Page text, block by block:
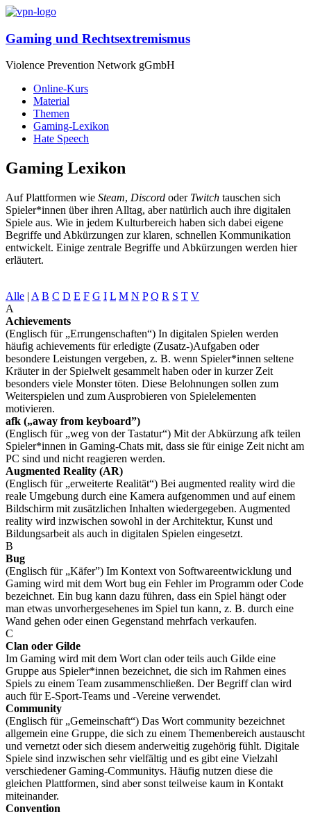
Gaming und Rechts­extremismus
Violence Prevention Network gGmbH
Online-Kurs
Material
Themen
Gaming-Lexikon
Hate Speech
Gaming Lexikon
Auf Plattformen wie Steam, Discord oder Twitch tauschen sich
Spieler*innen über ihren Alltag, aber natürlich auch ihre digitalen
Spiele aus. Wie in jedem Kulturbereich haben sich dabei eigene
Begriffe und Abkürzungen zur klaren, schnellen Kommunikation
entwickelt. Einige zentrale Begriffe und Abkürzungen werden hier
erläutert.
Alle | A B C D E F G I L M N P Q R S T V
A
Achievements
(Englisch für „Errungenschaften“) In digitalen Spielen werden
häufig achievements für erledigte (Zusatz-)Aufgaben oder
besondere Leistungen vergeben, z. B. wenn Spieler*innen seltene
Kräuter in der Spielwelt gesammelt haben oder in kurzer Zeit
besonders viele Monster töten. Diese Belohnungen sollen zum
Weiterspielen und zum Ausprobieren von Spielelementen
motivieren.
afk („away from keyboard”)
(Englisch für „weg von der Tastatur“) Mit der Abkürzung afk teilen
Spieler*innen in Gaming-Chats mit, dass sie für einige Zeit nicht am
PC sind und nicht reagieren werden.
Augmented Reality (AR)
(Englisch für „erweiterte Realität“) Bei augmented reality wird die
reale Umgebung durch eine Kamera aufgenommen und auf einem
Bildschirm mit zusätzlichen Inhalten wiedergegeben. Augmented
reality wird inzwischen sowohl in der Architektur, Kunst und
Bildungsarbeit als auch in digitalen Spielen eingesetzt.
B
Bug
(Englisch für „Käfer”) Im Kontext von Softwareentwicklung und
Gaming wird mit dem Wort bug ein Fehler im Programm oder Code
bezeichnet. Ein bug kann dazu führen, dass ein Spiel hängt oder
man etwas unvorhergesehenes im Spiel tun kann, z. B. durch eine
Wand gehen oder einen Gegenstand mehrfach verkaufen.
C
Clan oder Gilde
Im Gaming wird mit dem Wort clan oder teils auch Gilde eine
Gruppe aus Spieler*innen bezeichnet, die sich im Rahmen eines
Spiels zu einem Team zusammenschließen. Der Begriff clan wird
auch für E-Sport-Teams und -Vereine verwendet.
Community
(Englisch für „Gemeinschaft“) Das Wort community bezeichnet
allgemein eine Gruppe, die sich zu einem Themenbereich austauscht
und vernetzt oder sich diesem anderweitig zugehörig fühlt. Digitale
Spiele sind inzwischen sehr vielfältig und es gibt eine Vielzahl
verschiedener Gaming-Communitys. Häufig nutzen diese die
gleichen Plattformen, sind aber sonst teilweise kaum in Kontakt
miteinander.
Convention